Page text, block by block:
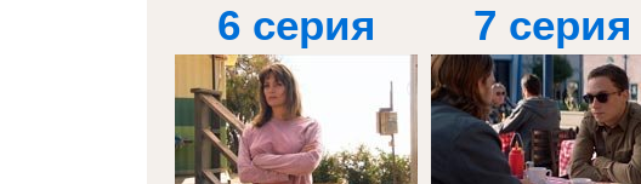
6 серия 7 серия